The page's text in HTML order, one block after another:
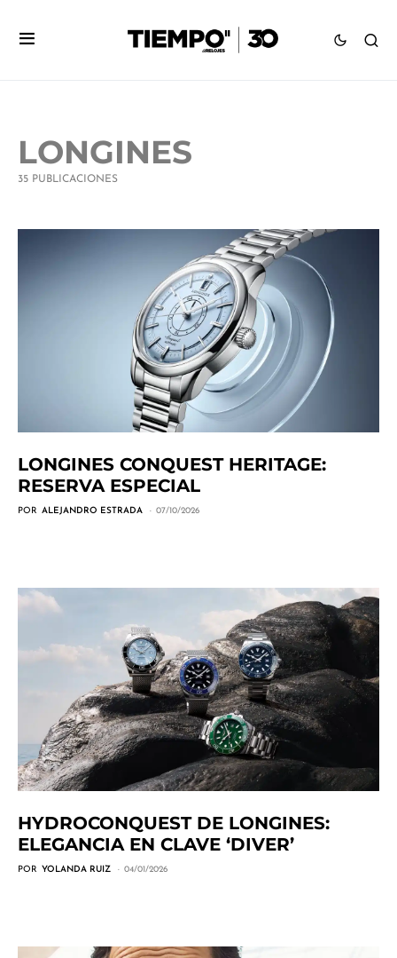
LONGINES
35 PUBLICACIONES
LONGINES CONQUEST HERITAGE:
RESERVA ESPECIAL
POR ALEJANDRO ESTRADA 07/10/2026
HYDROCONQUEST DE LONGINES:
ELEGANCIA EN CLAVE ‘DIVER’
POR YOLANDA RUIZ 04/01/2026